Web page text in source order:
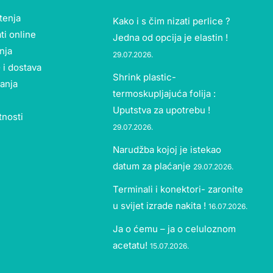
online
i dostava
Kako i s čim nizati perlice ?
Jedna od opcija je elastin !
29.07.2026.
Shrink plastic-
termoskupljajuća folija :
Uputstva za upotrebu !
29.07.2026.
Narudžba kojoj je istekao
datum za plaćanje 29.07.2026.
Terminali i konektori- zaronite
u svijet izrade nakita ! 16.07.2026.
Ja o ćemu – ja o celuloznom
acetatu! 15.07.2026.